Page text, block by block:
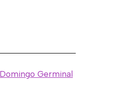
Germinal